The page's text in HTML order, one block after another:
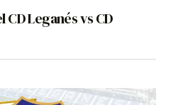
Leganés vs CD